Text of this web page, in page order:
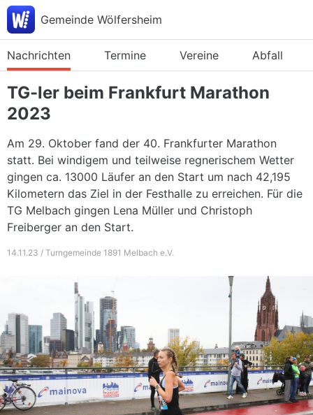
Gemeinde Wölfersheim
Nachrichten Termine Vereine Abfall
TG-ler beim Frankfurt Marathon
2023
Am 29. Oktober fand der 40. Frankfurter Marathon
statt. Bei windigem und teilweise regnerischem Wetter
gingen ca. 13000 Läufer an den Start um nach 42,195
Kilometern das Ziel in der Festhalle zu erreichen. Für die
TG Melbach gingen Lena Müller und Christoph
Freiberger an den Start.
14.11.23 / Turngemeinde 1891 Melbach e.V.